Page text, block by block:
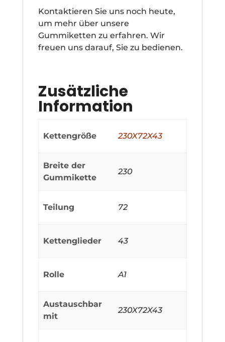
Kontaktieren Sie uns noch heute,
um mehr über unsere
Gummiketten zu erfahren. Wir
freuen uns darauf, Sie zu bedienen.
Zusätzliche
Information
Kettengröße 230X72X43
Breite der
Gummikette
230
Teilung 72
Kettenglieder 43
Rolle A1
Austauschbar
mit
230X72X43